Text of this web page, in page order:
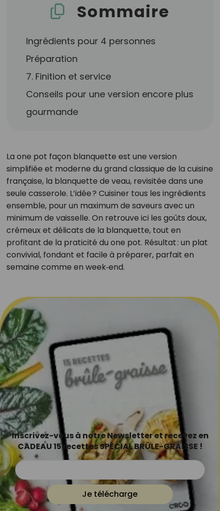
Sommaire
Ingrédients pour 4 personnes
Préparation
7. Finition et service
Conseils pour une version encore plus
gourmande
La one pot façon blanquette est une version
simplifiée et moderne du grand classique de la cuisine
française, la blanquette de veau, revisitée dans une
seule casserole. L’idée ? Cuisiner tous les ingrédients
ensemble, pour un maximum de saveurs avec un
minimum de vaisselle. On retrouve ici les goûts doux,
crémeux et délicats de la blanquette, tout en
profitant de la praticité du one pot. Résultat : un plat
convivial, fondant et facile à préparer, parfait en
semaine comme en week‑end.
Inscrivez-vous à notre Newsletter et recevez en
CADEAU 15 recettes SPÉCIAL BRÛLE-GRAISSE !
Je télécharge